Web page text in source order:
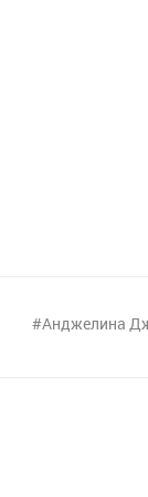
Анджелина